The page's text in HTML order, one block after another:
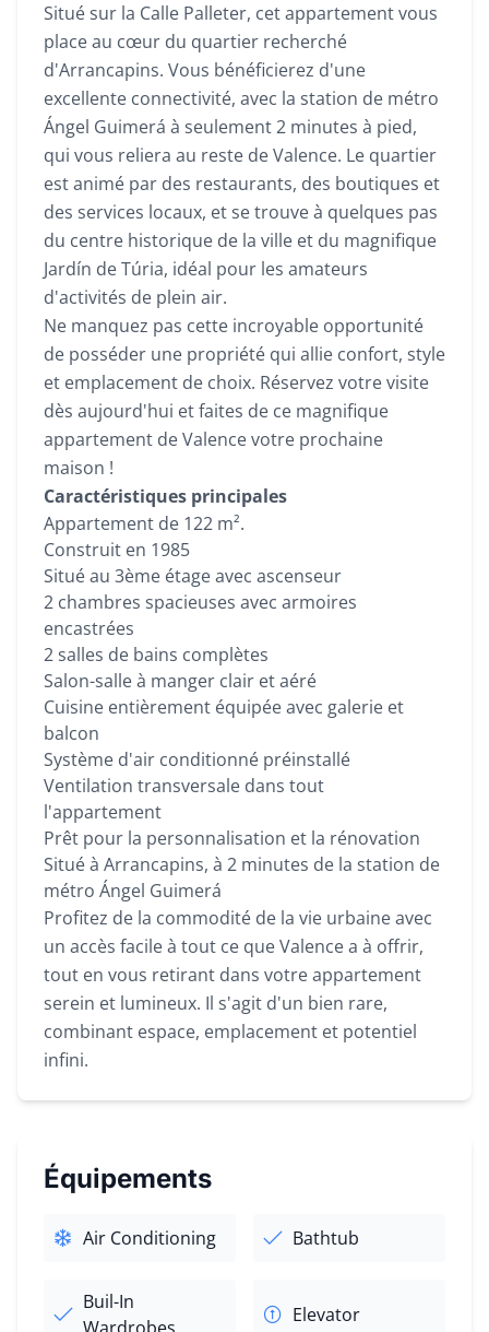
Situé sur la Calle Palleter, cet appartement vous
place au cœur du quartier recherché
d'Arrancapins. Vous bénéficierez d'une
excellente connectivité, avec la station de métro
Ángel Guimerá à seulement 2 minutes à pied,
qui vous reliera au reste de Valence. Le quartier
est animé par des restaurants, des boutiques et
des services locaux, et se trouve à quelques pas
du centre historique de la ville et du magnifique
Jardín de Túria, idéal pour les amateurs
d'activités de plein air.
Ne manquez pas cette incroyable opportunité
de posséder une propriété qui allie confort, style
et emplacement de choix. Réservez votre visite
dès aujourd'hui et faites de ce magnifique
appartement de Valence votre prochaine
maison !
Caractéristiques principales
Appartement de 122 m².
Construit en 1985
Situé au 3ème étage avec ascenseur
2 chambres spacieuses avec armoires
encastrées
2 salles de bains complètes
Salon-salle à manger clair et aéré
Cuisine entièrement équipée avec galerie et
balcon
Système d'air conditionné préinstallé
Ventilation transversale dans tout
l'appartement
Prêt pour la personnalisation et la rénovation
Situé à Arrancapins, à 2 minutes de la station de
métro Ángel Guimerá
Profitez de la commodité de la vie urbaine avec
un accès facile à tout ce que Valence a à offrir,
tout en vous retirant dans votre appartement
serein et lumineux. Il s'agit d'un bien rare,
combinant espace, emplacement et potentiel
infini.
Équipements
Air Conditioning Bathtub
Buil-In
Elevator